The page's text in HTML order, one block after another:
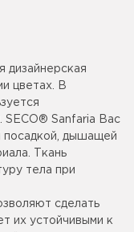
дизайнерская
цветах. В
SECO® Sanfaria Вас
посадкой, дышащей
Ткань
тела при
сделать
их устойчивыми к